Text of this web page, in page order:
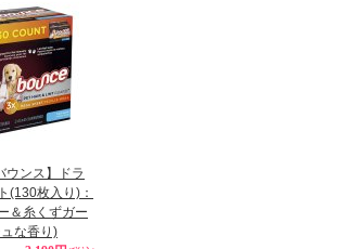
ウンス】ドラ
(130枚入り)：
＆糸くずガー
な香り)